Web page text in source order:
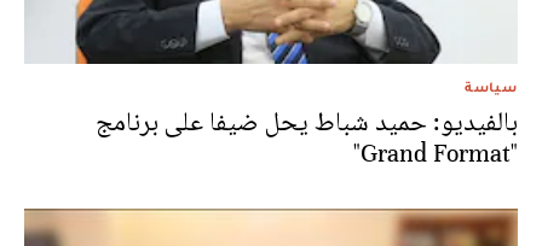
سياسة
بالفيديو: حميد شباط يحل ضيفا على برنامج
"Grand Format"